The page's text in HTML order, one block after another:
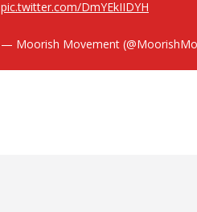
pic.twitter.com/DmYEkIIDYH
— Moorish Movement